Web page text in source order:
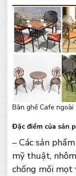
Bàn ghế Cafe ngoài
Đặc điểm của sản
– Các sản
mỹ thuật,
chống mối mọt